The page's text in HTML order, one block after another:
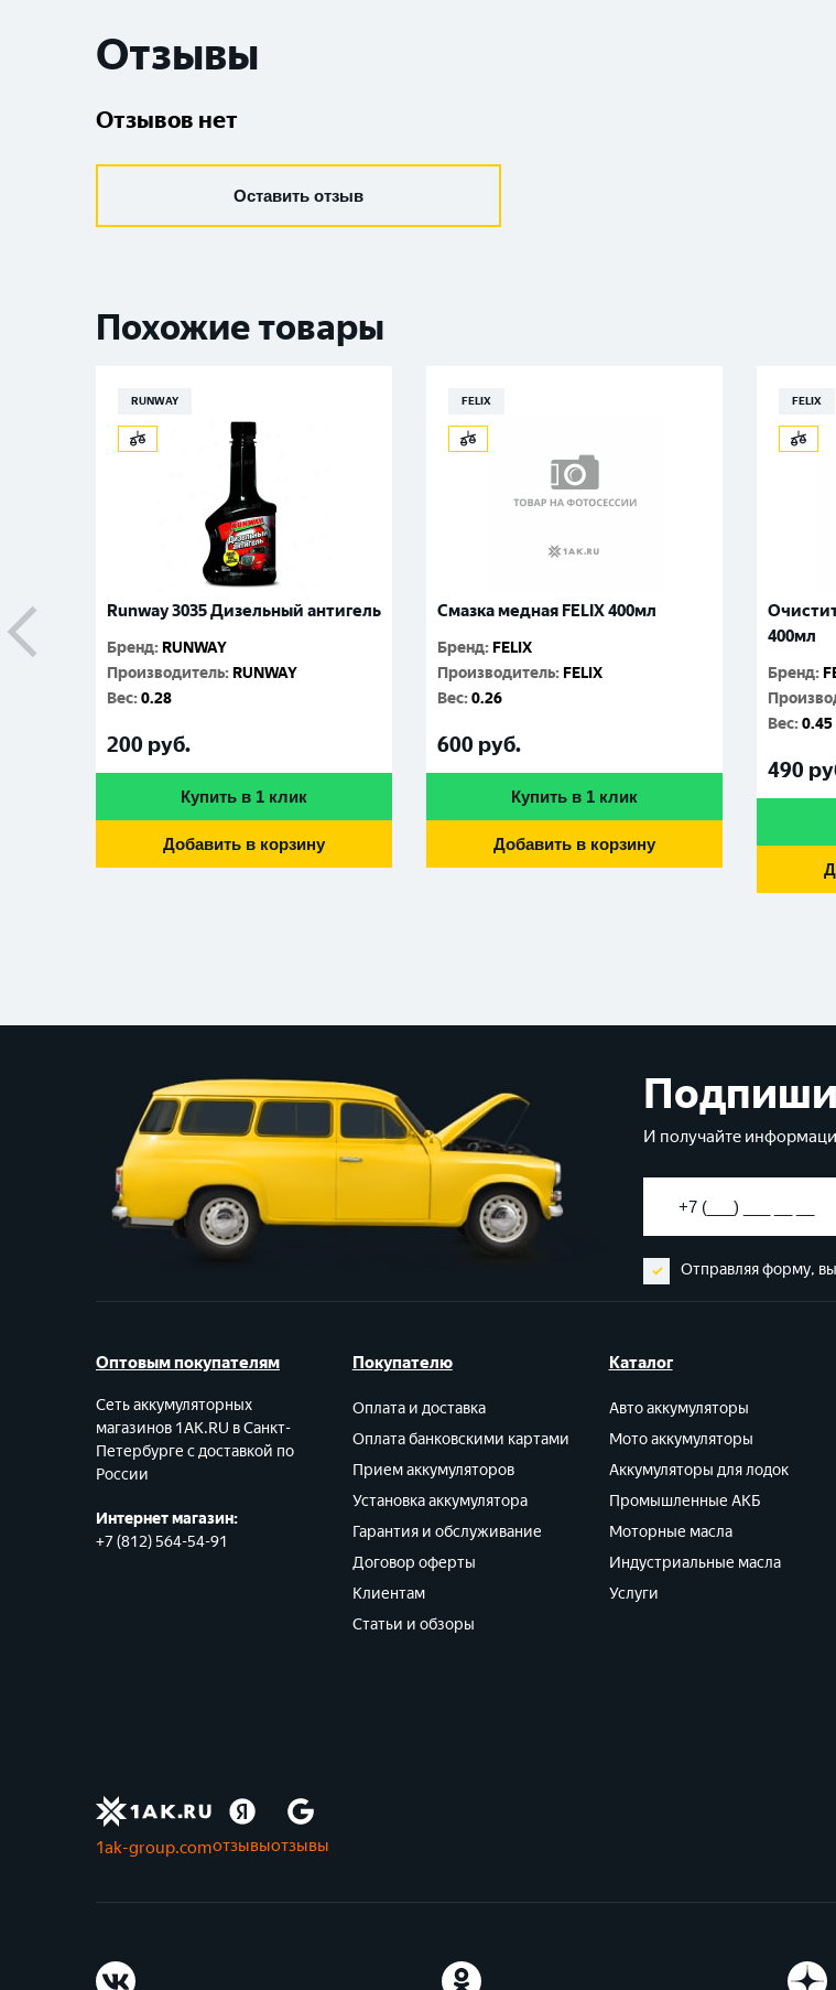
Отзывы
Отзывов нет
Оставить отзыв
Похожие товары
RUNWAY
Runway 3035 Дизельный антигель
Бренд: RUNWAY
Производитель: RUNWAY
Вес:0.28
200 руб.
Купить в 1 клик
Добавить в корзину
FELIX
Смазка медная FELIX 400мл
Бренд: FELIX
Производитель: FELIX
Вес:0.26
600 руб.
Купить в 1 клик
Добавить в корзину
FELIX
400мл
Бренд:
Вес:0.45
490
И получайте
Отправляя форму,
Оптовым покупателям
Сеть аккумуляторных
магазинов 1AK.RU в Санкт-
Петербурге с доставкой по
России
Интернет магазин:
+7 (812) 564-54-91
Покупателю
Оплата и доставка
Оплата банковскими картами
Прием аккумуляторов
Установка аккумулятора
Гарантия и обслуживание
Договор оферты
Клиентам
Статьи и обзоры
Каталог
Авто аккумуляторы
Мото аккумуляторы
Аккумуляторы для лодок
Промышленные АКБ
Моторные масла
Индустриальные масла
Услуги
1ak-group.comотзывыотзывы